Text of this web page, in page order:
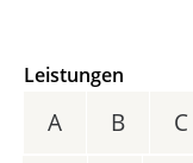
Leistungen
A B C